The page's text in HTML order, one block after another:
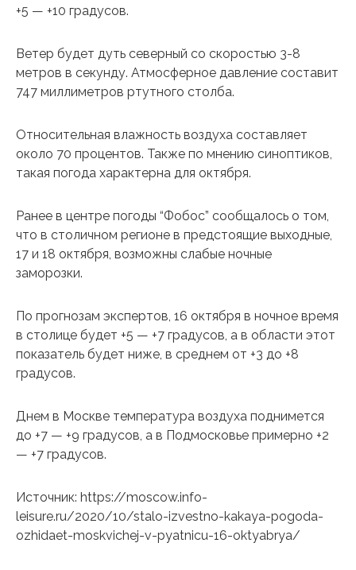
+5 — +10 градусов.
Ветер будет дуть северный со скоростью 3-8
метров в секунду. Атмосферное давление составит
747 миллиметров ртутного столба.
Относительная влажность воздуха составляет
около 70 процентов. Также по мнению синоптиков,
такая погода характерна для октября.
Ранее в центре погоды “Фобос” сообщалось о том,
что в столичном регионе в предстоящие выходные,
17 и 18 октября, возможны слабые ночные
заморозки.
По прогнозам экспертов, 16 октября в ночное время
в столице будет +5 — +7 градусов, а в области этот
показатель будет ниже, в среднем от +3 до +8
градусов.
Днем в Москве температура воздуха поднимется
до +7 — +9 градусов, а в Подмосковье примерно +2
— +7 градусов.
Источник: https://moscow.info-
leisure.ru/2020/10/stalo-izvestno-kakaya-pogoda-
ozhidaet-moskvichej-v-pyatnicu-16-oktyabrya/